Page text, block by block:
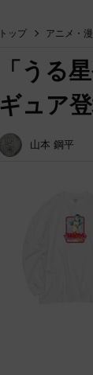
トップ アニメ・
「うる
ギュア
山本 鋼平